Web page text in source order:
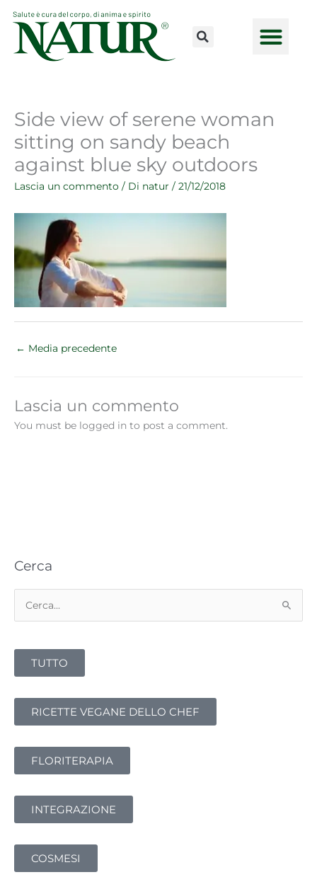
contenuto
Side view of serene woman
sitting on sandy beach
against blue sky outdoors
Lascia un commento / Di natur / 21/12/2018
← Media precedente
Lascia un commento
You must be logged in to post a comment.
Cerca
r
TUTTO
RICETTE VEGANE DELLO CHEF
FLORITERAPIA
INTEGRAZIONE
COSMESI